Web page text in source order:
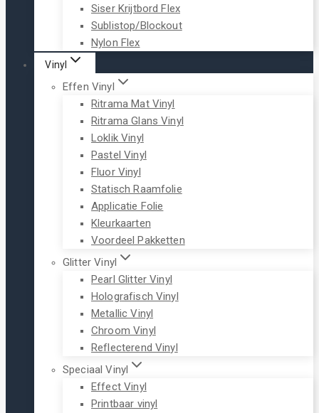
Siser Krijtbord Flex
Sublistop/Blockout
Nylon Flex
Vinyl
Effen Vinyl
Ritrama Mat Vinyl
Ritrama Glans Vinyl
Loklik Vinyl
Pastel Vinyl
Fluor Vinyl
Statisch Raamfolie
Applicatie Folie
Kleurkaarten
Voordeel Pakketten
Glitter Vinyl
Pearl Glitter Vinyl
Holografisch Vinyl
Metallic Vinyl
Chroom Vinyl
Reflecterend Vinyl
Speciaal Vinyl
Effect Vinyl
Printbaar vinyl